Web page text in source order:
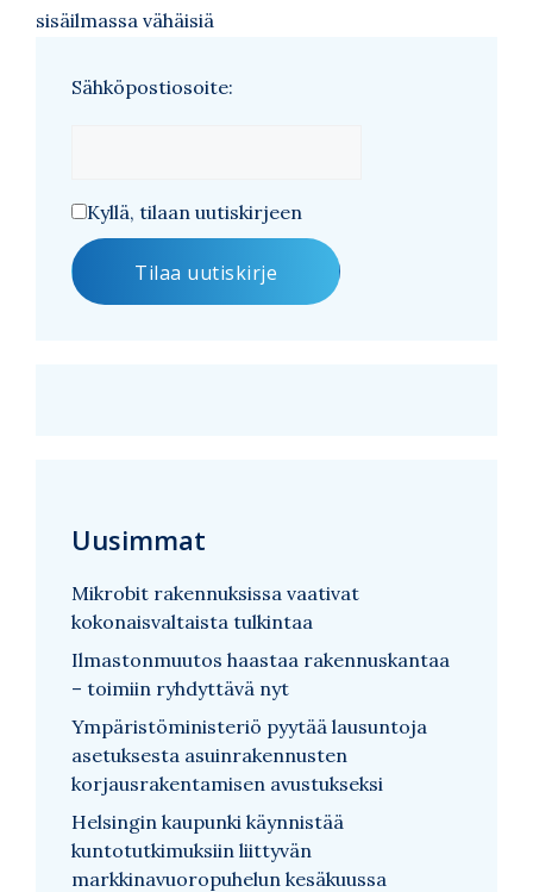
sisäilmassa vähäisiä
Sähköpostiosoite:
Kyllä, tilaan uutiskirjeen
Uusimmat
Mikrobit rakennuksissa vaativat
kokonaisvaltaista tulkintaa
Ilmastonmuutos haastaa rakennuskantaa
– toimiin ryhdyttävä nyt
Ympäristöministeriö pyytää lausuntoja
asetuksesta asuinrakennusten
korjausrakentamisen avustukseksi
Helsingin kaupunki käynnistää
kuntotutkimuksiin liittyvän
markkinavuoropuhelun kesäkuussa